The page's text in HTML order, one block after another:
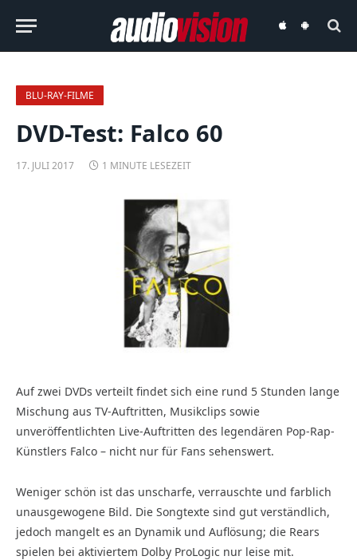
audiovisionaudiovision
BLU-RAY-FILME
DVD-Test: Falco 60
17. JULI 2017 1 MINUTE LESEZEIT
Auf zwei DVDs verteilt findet sich eine rund 5 Stunden lange
Mischung aus TV-Auftritten, Musikclips sowie
unveröffentlichten Live-Auftritten des legendären Pop-Rap-
Künstlers Falco – nicht nur für Fans sehenswert.
Weniger schön ist das unscharfe, verrauschte und farblich
unausgewogene Bild. Die Songtexte sind gut verständlich,
jedoch mangelt es an Dynamik und Auflösung; die Rears
spielen bei aktiviertem Dolby ProLogic nur leise mit.